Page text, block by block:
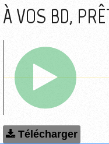
À VOS BD,
Télécharger